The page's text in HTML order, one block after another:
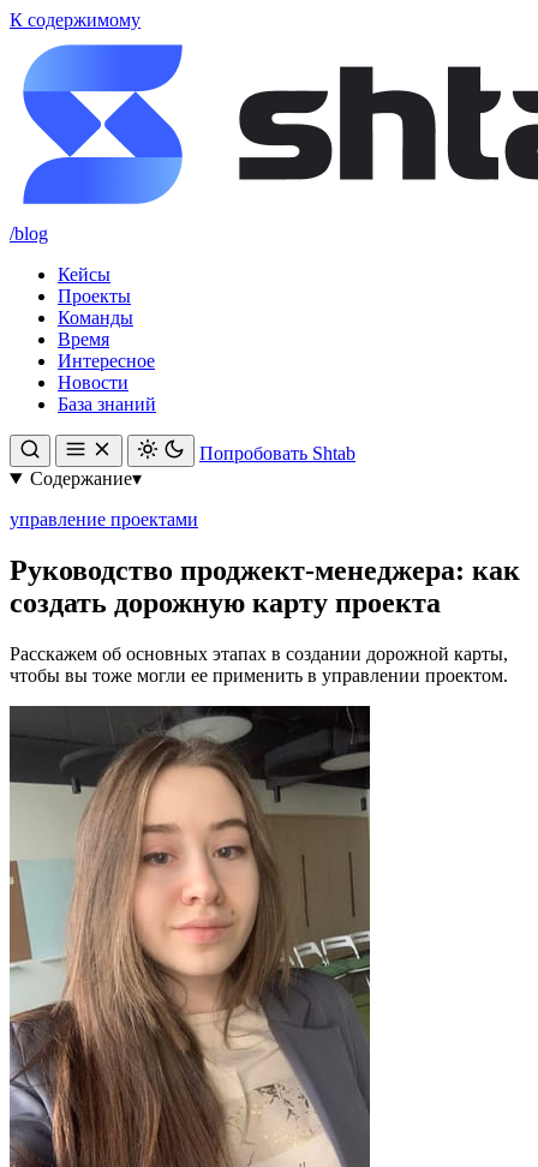
К содержимому
/blog
Кейсы
Проекты
Команды
Время
Интересное
Новости
База знаний
Попробовать Shtab
Содержание▾
управление проектами
Руководство проджект-менеджера: как
создать дорожную карту проекта
Расскажем об основных этапах в создании дорожной карты,
чтобы вы тоже могли ее применить в управлении проектом.